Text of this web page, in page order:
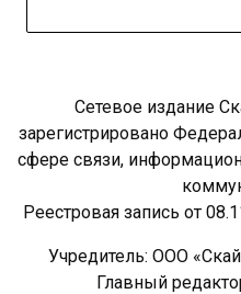
Сетевое издание
зарегистрировано
сфере связи,
Реестровая запись от
Учредитель: ООО
Главный